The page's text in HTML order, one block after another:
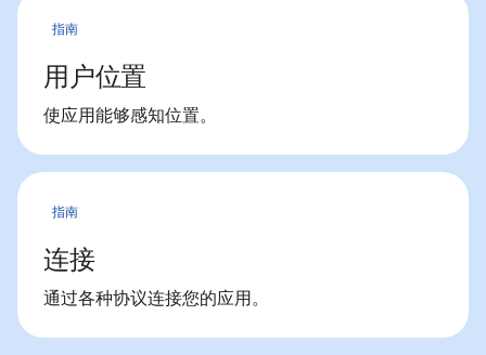
指南
用户位置
使应用能够感知位置。
指南
连接
通过各种协议连接您的应用。